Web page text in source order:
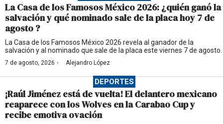
La Casa de los Famosos México 2026: ¿quién ganó la
salvación y qué nominado sale de la placa hoy 7 de
agosto ?
La Casa de los Famosos México 2026 revela al ganador de la
salvación y al nominado que sale de la placa este viernes 7 de agosto.
7 de agosto, 2026 · Alejandro López
DEPORTES
¡Raúl Jiménez está de vuelta! El delantero mexicano
reaparece con los Wolves en la Carabao Cup y
recibe emotiva ovación